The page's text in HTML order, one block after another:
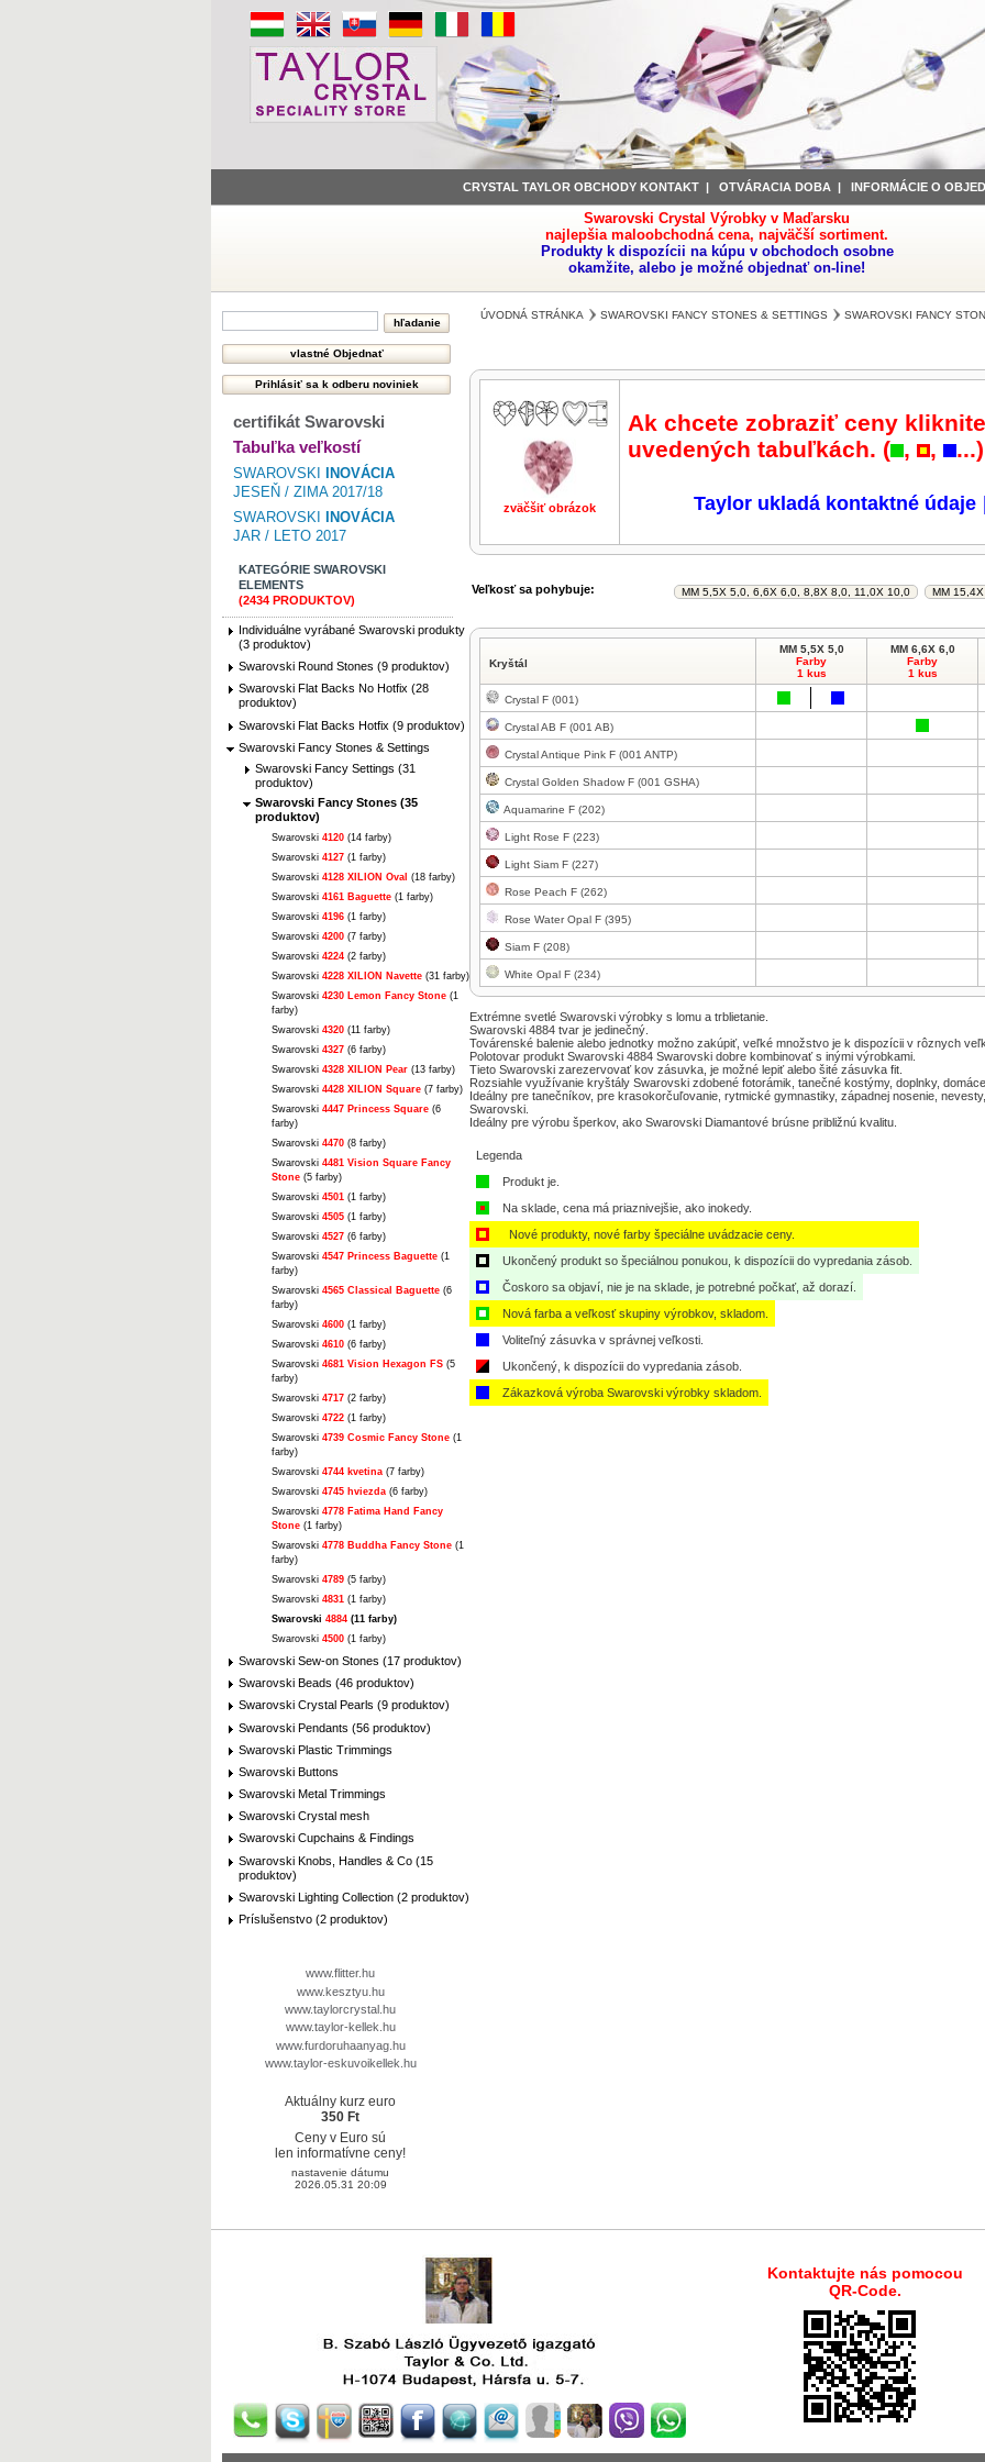
CRYSTAL TAYLOR OBCHODY KONTAKT| OTVÁRACIA DOBA | INFORMÁCIE O
Swarovski Crystal Výrobky v Maďarsku
najlepšia maloobchodná cena, najväčší sortiment.
Produkty k dispozícii na kúpu v obchodoch osobne
okamžite, alebo je možné objednať on-line!
certifikát Swarovski
Tabuľka veľkostí
SWAROVSKI
INOVÁCIA
JESEŇ / ZIMA 2017/18
SWAROVSKI
INOVÁCIA
JAR / LETO 2017
KATEGÓRIE SWAROVSKI
ELEMENTS
(2434 PRODUKTOV)
Individuálne vyrábané Swarovski produkty
(3 produktov)
Swarovski Round Stones (9 produktov)
Swarovski Flat Backs No Hotfix (28
produktov)
Swarovski Flat Backs Hotfix (9 produktov)
Swarovski Fancy Stones & Settings
Swarovski Fancy Settings (31
produktov)
Swarovski Fancy Stones (35
produktov)
Swarovski 4120 (14 farby)
Swarovski 4127 (1 farby)
Swarovski 4128 XILION Oval (18 farby)
Swarovski 4161 Baguette (1 farby)
Swarovski 4196 (1 farby)
Swarovski 4200 (7 farby)
Swarovski 4224 (2 farby)
Swarovski 4228 XILION Navette (31 farby)
Swarovski 4230 Lemon Fancy Stone (1
farby)
Swarovski 4320 (11 farby)
Swarovski 4327 (6 farby)
Swarovski 4328 XILION Pear (13 farby)
Swarovski 4428 XILION Square (7 farby)
Swarovski 4447 Princess Square (6
farby)
Swarovski 4470 (8 farby)
Swarovski 4481 Vision Square Fancy
Stone (5 farby)
Swarovski 4501 (1 farby)
Swarovski 4505 (1 farby)
Swarovski 4527 (6 farby)
Swarovski 4547 Princess Baguette (1
farby)
Swarovski 4565 Classical Baguette (6
farby)
Swarovski 4600 (1 farby)
Swarovski 4610 (6 farby)
Swarovski 4681 Vision Hexagon FS (5
farby)
Swarovski 4717 (2 farby)
Swarovski 4722 (1 farby)
Swarovski 4739 Cosmic Fancy Stone (1
farby)
Swarovski 4744 kvetina (7 farby)
Swarovski 4745 hviezda (6 farby)
Swarovski 4778 Fatima Hand Fancy
Stone (1 farby)
Swarovski 4778 Buddha Fancy Stone (1
farby)
Swarovski 4789 (5 farby)
Swarovski 4831 (1 farby)
Swarovski 4884 (11 farby)
Swarovski 4500 (1 farby)
Swarovski Sew-on Stones (17 produktov)
Swarovski Beads (46 produktov)
Swarovski Crystal Pearls (9 produktov)
Swarovski Pendants (56 produktov)
Swarovski Plastic Trimmings
Swarovski Buttons
Swarovski Metal Trimmings
Swarovski Crystal mesh
Swarovski Cupchains & Findings
Swarovski Knobs, Handles & Co (15
produktov)
Swarovski Lighting Collection (2 produktov)
Príslušenstvo (2 produktov)
www.flitter.hu
www.kesztyu.hu
www.taylorcrystal.hu
www.taylor-kellek.hu
www.furdoruhaanyag.hu
www.taylor-eskuvoikellek.hu
Aktuálny kurz euro
350 Ft
Ceny v Euro sú
len informatívne ceny!
nastavenie dátumu
2026.05.31 20:09
ÚVODNÁ STRÁNKA SWAROVSKI FANCY STONES & SETTINGS SWAROVSKI FANCY
zväčšiť obrázok zväčšiť obrázok zväčšiť obrázok zväčšiť obrázok
Ak chcete zobraziť ceny
uvedených tabuľkách. ( , , ...)
Taylor ukladá kontaktné údaje
Veľkosť sa pohybuje:
Kryštál
MM 5,5X 5,0
Farby
1 kus
MM 6,6X 6,0
Farby
1 kus
Crystal F (001)
Crystal AB F (001 AB)
Crystal Antique Pink F (001 ANTP)
Crystal Golden Shadow F (001 GSHA)
Aquamarine F (202)
Light Rose F (223)
Light Siam F (227)
Rose Peach F (262)
Rose Water Opal F (395)
Siam F (208)
White Opal F (234)
Extrémne svetlé Swarovski výrobky s lomu a trblietanie.
Swarovski 4884 tvar je jedinečný.
Továrenské balenie alebo jednotky možno zakúpiť, veľké množstvo je k dispozícii v rôznych
Polotovar produkt Swarovski 4884 Swarovski dobre kombinovať s inými výrobkami.
Tieto Swarovski zarezervovať kov zásuvka, je možné lepiť alebo šité zásuvka fit.
Rozsiahle využívanie kryštály Swarovski zdobené fotorámik, tanečné kostýmy, doplnky,
Ideálny pre tanečníkov, pre krasokorčuľovanie, rytmické gymnastiky, západnej nosenie,
Swarovski.
Ideálny pre výrobu šperkov, ako Swarovski Diamantové brúsne približnú kvalitu.
Legenda
Produkt je.
Na sklade, cena má priaznivejšie, ako inokedy.
Nové produkty, nové farby špeciálne uvádzacie ceny.
Ukončený produkt so špeciálnou ponukou, k dispozícii do vypredania zásob.
Čoskoro sa objaví, nie je na sklade, je potrebné počkať, až dorazí.
Nová farba a veľkosť skupiny výrobkov, skladom.
Voliteľný zásuvka v správnej veľkosti.
Ukončený, k dispozícii do vypredania zásob.
Zákazková výroba Swarovski výrobky skladom.
Kontaktujte nás pomocou
QR-Code.